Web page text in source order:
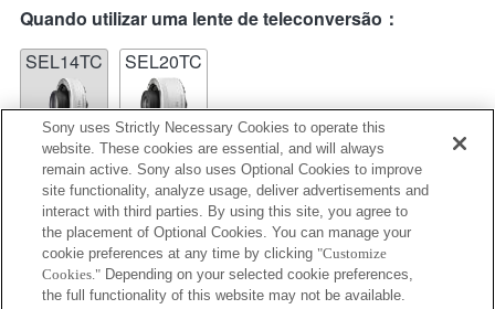
Quando utilizar uma lente de teleconversão：
SEL14TC
SEL20TC
SEL20TC
Não é possível utilizar o AF de deteção de fases de
plano focal, por isso, será utilizado o AF de contraste.
Sony uses Strictly Necessary Cookies to operate this
website. These cookies are essential, and will always
remain active. Sony also uses Optional Cookies to improve
site functionality, analyze usage, deliver advertisements and
interact with third parties. By using this site, you agree to
the placement of Optional Cookies. You can manage your
cookie preferences at any time by clicking "Customize
Cookies." Depending on your selected cookie preferences,
the full functionality of this website may not be available.